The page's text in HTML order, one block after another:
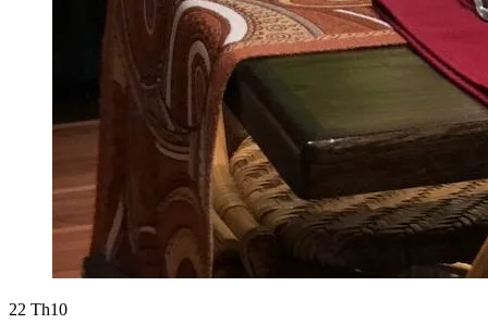
22 Th10